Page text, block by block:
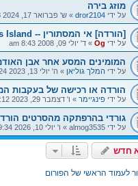
מוזג בירה
על ידי dror2104
» ש' פברואר 17, 2024 7:33 pm
[הורדה] אי המסתורין -- Mysterious Island
על ידי Og
» ד' יולי 09, 2008 8:43 am
המומינים המסע אחר אבן
על ידי המלך גוליאן » ה' יולי 13, 2023 3:24 pm
הורדה או רכישה של בעקבות
על ידי פינגיימר » ו' דצמבר 29, 2023 3:12 pm
גורדי בהרפתקה מהסרטים
על ידי almog3535
» ו' יולי 10, 2026 9:34 pm
חדש
לעמוד הראשי של הפורום